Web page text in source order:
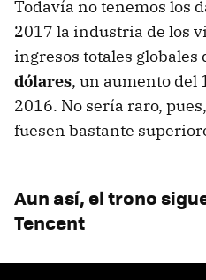
Todavía no tenemos los
2017 la industria de los
ingresos totales globales
dólares, un aumento del
2016. No sería raro,
fuesen bastante
Aun así, el trono
Tencent